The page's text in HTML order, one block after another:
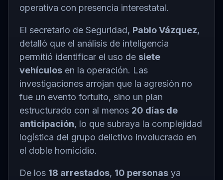
operativa con presencia interestatal.
El secretario de Seguridad, Pablo Vázquez,
detalló que el análisis de inteligencia
permitió identificar el uso de siete
vehículos en la operación. Las
investigaciones arrojan que la agresión no
fue un evento fortuito, sino un plan
estructurado con al menos 20 días de
anticipación, lo que subraya la complejidad
logística del grupo delictivo involucrado en
el doble homicidio.
De los 18 arrestados, 10 personas ya